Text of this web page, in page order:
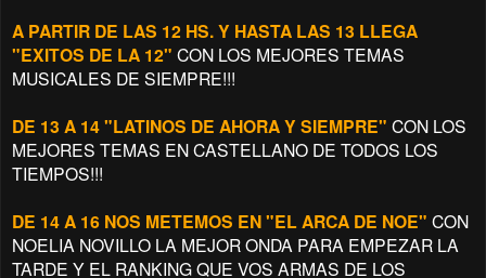
A PARTIR DE LAS 12 HS. Y HASTA LAS 13 LLEGA
"EXITOS DE LA 12" CON LOS MEJORES TEMAS
MUSICALES DE SIEMPRE!!!
DE 13 A 14 "LATINOS DE AHORA Y SIEMPRE" CON LOS
MEJORES TEMAS EN CASTELLANO DE TODOS LOS
TIEMPOS!!!
DE 14 A 16 NOS METEMOS EN "EL ARCA DE NOE" CON
NOELIA NOVILLO LA MEJOR ONDA PARA EMPEZAR LA
TARDE Y EL RANKING QUE VOS ARMAS DE LOS